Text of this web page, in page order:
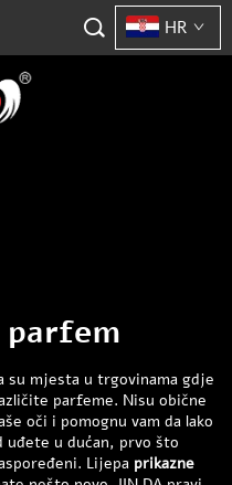
HR
parfem
su mjesta u trgovinama gdje
parfeme. Nisu obične
oči i pomognu vam da lako
u dućan, prvo što
Lijepa prikazne